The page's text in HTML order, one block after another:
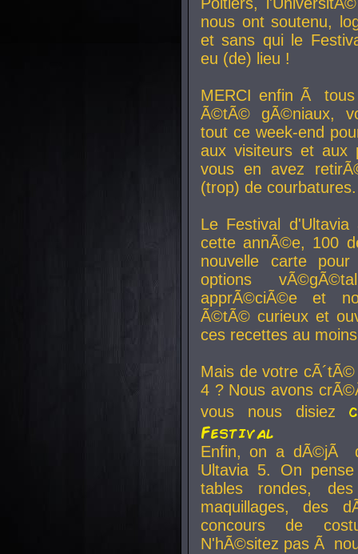
nous ont soutenu,
et sans qui le
eu (de) lieu !
MERCI enfin Ã
Ã©tÃ© gÃ©niaux,
tout ce week-end
aux visiteurs et aux
vous en avez
(trop) de courbatures.
Le Festival
cette annÃ©e, 100
nouvelle carte
options
apprÃ©ciÃ©e et
Ã©tÃ© curieux et
ces recettes au
Mais de votre
4 ? Nous avons
vous nous disiez
Festival
Enfin, on a dÃ©jÃ
Ultavia 5. On
tables rondes,
maquillages, des
concours de
N'hÃ©sitez pas Ã